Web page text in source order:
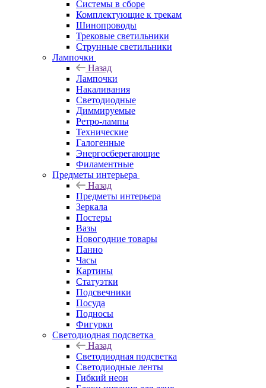
Системы в сборе
Комплектующие к трекам
Шинопроводы
Трековые светильники
Струнные светильники
Лампочки
Назад
Лампочки
Накаливания
Светодиодные
Диммируемые
Ретро-лампы
Технические
Галогенные
Энергосберегающие
Филаментные
Предметы интерьера
Назад
Предметы интерьера
Зеркала
Постеры
Вазы
Новогодние товары
Панно
Часы
Картины
Статуэтки
Подсвечники
Посуда
Подносы
Фигурки
Светодиодная подсветка
Назад
Светодиодная подсветка
Светодиодные ленты
Гибкий неон